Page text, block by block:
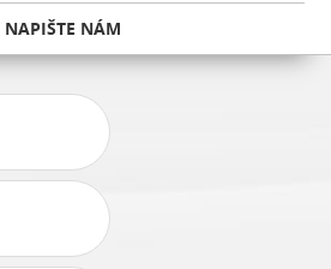
NAPIŠTE NÁM